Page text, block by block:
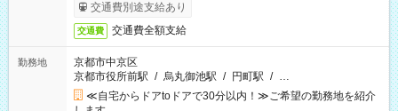
交通費別途支給あり
交通費 交通費全額支給
勤務地
京都市中京区
京都市役所前駅 / 烏丸御池駅 / 円町駅 / …
≪自宅からドアtoドアで30分以内！≫ご希望の勤務地を紹介